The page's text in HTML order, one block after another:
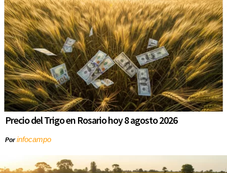
Precio del Trigo en Rosario hoy 8 agosto 2026
Porinfocampo